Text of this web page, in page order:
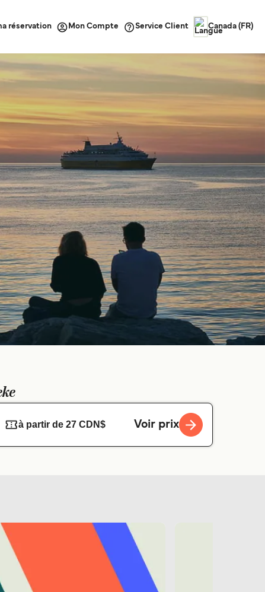
réservation Mon Compte Service Client Canada (FR)
à partir de 27 CDN$ Voir prix